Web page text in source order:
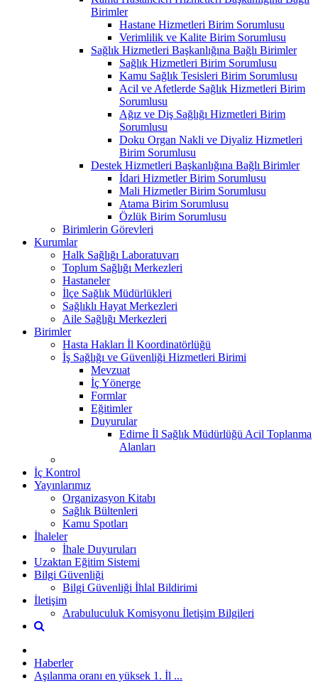
Birimler
Hastane Hizmetleri Birim Sorumlusu
Verimlilik ve Kalite Birim Sorumlusu
Sağlık Hizmetleri Başkanlığına Bağlı Birimler
Sağlık Hizmetleri Birim Sorumlusu
Kamu Sağlık Tesisleri Birim Sorumlusu
Acil ve Afetlerde Sağlık Hizmetleri Birim
Sorumlusu
Ağız ve Diş Sağlığı Hizmetleri Birim
Sorumlusu
Doku Organ Nakli ve Diyaliz Hizmetleri
Birim Sorumlusu
Destek Hizmetleri Başkanlığına Bağlı Birimler
İdari Hizmetler Birim Sorumlusu
Mali Hizmetler Birim Sorumlusu
Atama Birim Sorumlusu
Özlük Birim Sorumlusu
Birimlerin Görevleri
Kurumlar
Halk Sağlığı Laboratuvarı
Toplum Sağlığı Merkezleri
Hastaneler
İlçe Sağlık Müdürlükleri
Sağlıklı Hayat Merkezleri
Aile Sağlığı Merkezleri
Birimler
Hasta Hakları İl Koordinatörlüğü
İş Sağlığı ve Güvenliği Hizmetleri Birimi
Mevzuat
İç Yönerge
Formlar
Eğitimler
Duyurular
Edirne İl Sağlık Müdürlüğü Acil Toplanma
Alanları
İç Kontrol
Yayınlarımız
Organizasyon Kitabı
Sağlık Bültenleri
Kamu Spotları
İhaleler
İhale Duyuruları
Uzaktan Eğitim Sistemi
Bilgi Güvenliği
Bilgi Güvenliği İhlal Bildirimi
İletişim
Arabuluculuk Komisyonu İletişim Bilgileri
Haberler
Aşılanma oranı en yüksek 1. İl ...